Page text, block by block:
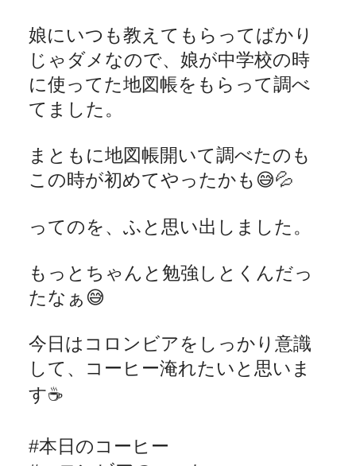
娘にいつも教えてもらってばかり
じゃダメなので、娘が中学校の時
に使ってた地図帳をもらって調べ
てました。
まともに地図帳開いて調べたのも
この時が初めてやったかも 😅💦
ってのを、ふと思い出しました。
もっとちゃんと勉強しとくんだっ
たなぁ 😅
今日はコロンビアをしっかり意識
して、コーヒー淹れたいと思いま
す☕️
#本日のコーヒー